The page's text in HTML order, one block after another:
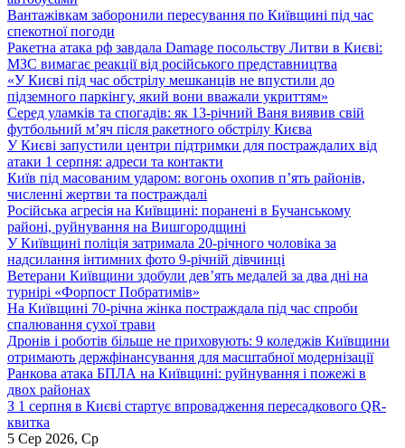
Вантажівкам заборонили пересування по Київщині під час
спекотної погоди
Ракетна атака рф завдала Damage посольству Литви в Києві:
МЗС вимагає реакції від російського представництва
«У Києві під час обстрілу мешканців не впустили до
підземного паркінгу, який вони вважали укриттям»
Серед уламків та спогадів: як 13-річний Ваня виявив свій
футбольний м’яч після ракетного обстрілу Києва
У Києві запустили центри підтримки для постраждалих від
атаки 1 серпня: адреси та контакти
Київ під масованим ударом: вогонь охопив п’ять районів,
численні жертви та постраждалі
Російська агресія на Київщині: поранені в Бучанському
районі, руйнування на Вишгородщині
У Київщині поліція затримала 20-річного чоловіка за
надсилання інтимних фото 9-річній дівчинці
Ветерани Київщини здобули дев’ять медалей за два дні на
турнірі «Форпост Побратимів»
На Київщині 70-річна жінка постраждала під час спроби
спалювання сухої трави
Дронів і роботів більше не приховують: 9 коледжів Київщини
отримають держфінансування для масштабної модернізації
Ранкова атака БПЛА на Київщині: руйнування і пожежі в
двох районах
З 1 серпня в Києві стартує впровадження пересадкового QR-
квитка
5 Сер 2026, Ср